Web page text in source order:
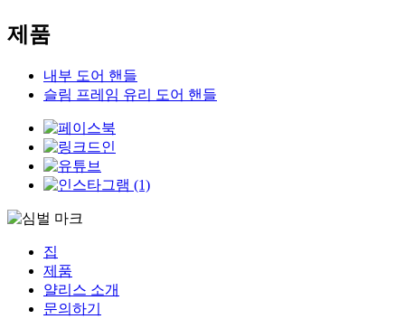
제품
내부 도어 핸들
슬림 프레임 유리 도어 핸들
집
제품
얄리스 소개
문의하기